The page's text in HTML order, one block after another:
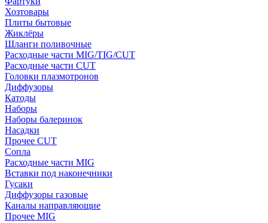
Хозтовары
Плиты бытовые
Жиклёры
Шланги поливочные
Расходные части MIG/TIG/CUT
Расходные части CUT
Головки плазмотронов
Диффузоры
Катоды
Наборы
Наборы балеринок
Насадки
Прочее CUT
Сопла
Расходные части MIG
Вставки под наконечники
Гусаки
Диффузоры газовые
Каналы направляющие
Прочее MIG